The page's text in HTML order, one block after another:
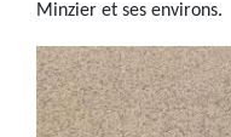
Minzier et ses environs.